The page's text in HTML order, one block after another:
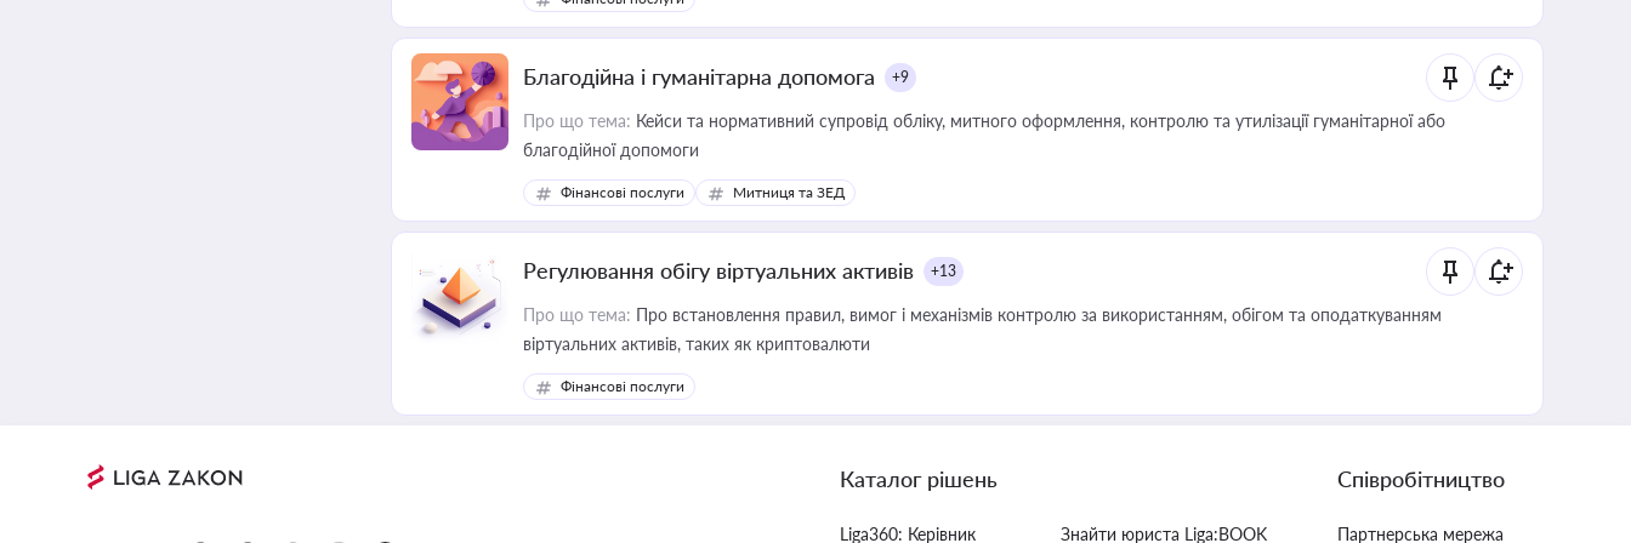
Благодійна і гуманітарна допомога +9
Про що тема: Кейси та нормативний супровід обліку, митного оформлення, контролю та утилізації гуманітарної або
благодійної допомоги
Фінансові послуги Митниця та ЗЕД
Регулювання обігу віртуальних активів +13
Про що тема: Про встановлення правил, вимог і механізмів контролю за використанням, обігом та оподаткуванням
віртуальних активів, таких як криптовалюти
Фінансові послуги
Каталог рішень
Liga360: Керівник Знайти юриста Liga:BOOK
Співробітництво
Партнерська мережа